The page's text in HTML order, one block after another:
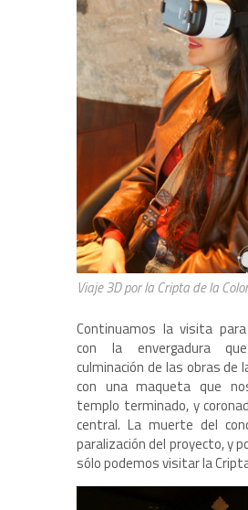
Viaje 3D por la Cripta de la
Continuamos la visita
con la envergadura
culminación de las obras de
con una maqueta que
templo terminado, y
central. La muerte del
paralización del proyecto, y
sólo podemos visitar la